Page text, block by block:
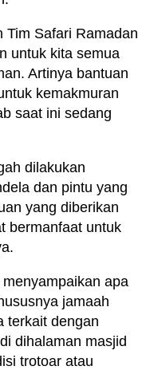
Tim Safari Ramadan
untuk kita semua
Artinya bantuan
kemakmuran
saat ini sedang
dilakukan
dan pintu yang
yang diberikan
bermanfaat untuk
apa
jamaah
terkait dengan
dihalaman masjid
trotoar atau